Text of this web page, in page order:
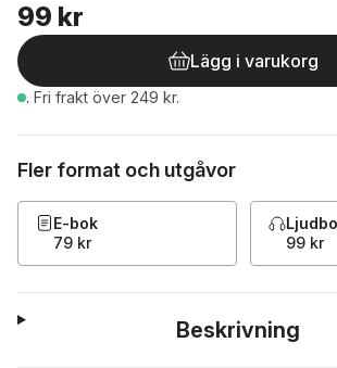
99 kr
Lägg i varukorg
. Fri frakt över 249 kr.
Fler format och utgåvor
E-bok
79 kr
99 kr
Beskrivning